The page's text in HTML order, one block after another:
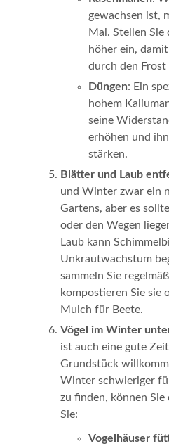
gewachsen ist,
Mal. Stellen
höher ein,
durch den
Düngen: Ein
hohem
seine
erhöhen und
stärken.
Blätter und Laub
und Winter zwar ein
Gartens, aber es
oder den Wegen
Laub kann
Unkrautwachstum
sammeln Sie
kompostieren Sie sie
Mulch für Beete.
Vögel im Winter
ist auch eine gute
Grundstück
Winter schwieriger
zu finden, können Sie
Sie:
Vogelhäuser